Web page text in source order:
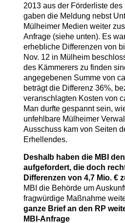
2013 aus der Förderliste
gaben die Meldung nebst
Mülheimer Medien weiter
Anfrage (siehe unten). Es
erhebliche Differenzen von
Nov. 12 in Mülheim
des Kämmerers zu finden
angegebenen Summe von
beträgt die Differenz 36%,
veranschlagten Kosten von
Man durfte gespannt sein,
unfehlbare Mülheimer
Ausschuss kam von Seiten
Erhellendes.
Deshalb haben die MBI
aufgefordert, die doch
Differenzen von 4,7 Mio. €
MBI die Behörde um
fragwürdige Maßnahme
ganze Brief an den RP
MBI-Anfrage